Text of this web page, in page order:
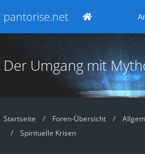
pantorise.net
Der Umgang mit
Startseite Foren-Übersicht
Spirituelle Krisen